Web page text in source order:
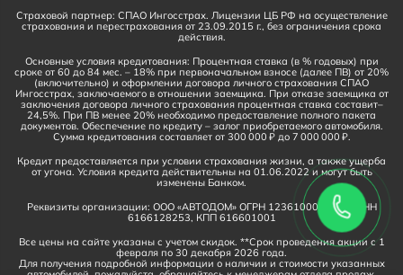
Страховой партнер: СПАО Ингосстрах. Лицензии ЦБ РФ на осуществление
страхования и перестрахования от 23.09.2015 г., без ограничения срока
действия.
Основные условия кредитования: Процентная ставка (в % годовых) при
сроке от 60 до 84 мес. – 18% при первоначальном взносе (далее ПВ) от 20%
(включительно) и оформлении договора личного страхования СПАО
Ингосстрах, заключаемого в отношении заемщика. При отказе заемщика от
заключения договора личного страхования процентная ставка составит–
24,5%. При ПВ менее 20% необходимо предоставление полного пакета
документов. Обеспечение по кредиту – залог приобретаемого автомобиля.
Сумма кредитования составляет от 300 000 ₽ до 7 000 000 ₽.
Кредит предоставляется при условии страхования жизни, а также ущерба
от угона. Условия кредита действительны на 01.06.2022 и могут быть
изменены Банком.
Реквизиты организации: ООО «АВТОДОМ» ОГРН 1236100016910, ИНН
6166128253, КПП 616601001
Все цены на сайте указаны с учетом скидок. **Срок проведения акции с 1
февраля по 30 декабря 2026 года.
Для получения подробной информации о наличии и стоимости указанных